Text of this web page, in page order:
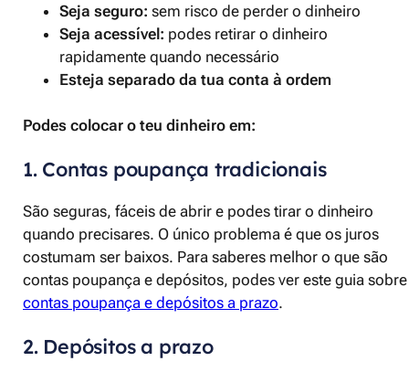
Seja seguro: sem risco de perder o dinheiro
Seja acessível: podes retirar o dinheiro
rapidamente quando necessário
Esteja separado da tua conta à ordem
Podes colocar o teu dinheiro em:
1. Contas poupança tradicionais
São seguras, fáceis de abrir e podes tirar o dinheiro
quando precisares. O único problema é que os juros
costumam ser baixos. Para saberes melhor o que são
contas poupança e depósitos, podes ver este guia sobre
contas poupança e depósitos a prazo.
2. Depósitos a prazo